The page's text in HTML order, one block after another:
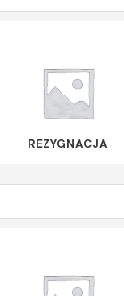
REZYGNACJA